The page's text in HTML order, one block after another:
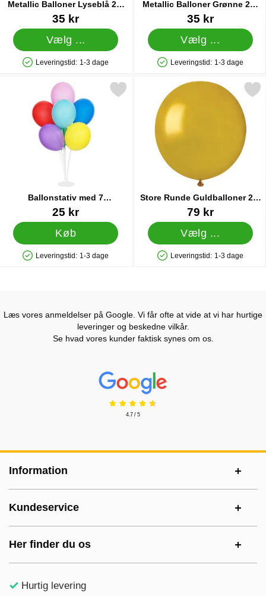
Metallic Balloner Lyseblå 25-
pak
Varenr 1048135 kr
Vælg ...
Produkttilgængelighed: På lager
Leveringstid: 1-3 dage
Metallic Balloner Grønne 25-
pak
Varenr 1046535 kr
Vælg ...
Produkttilgængelighed: På lager
Leveringstid: 1-3 dage
Ballonstativ med 7
Ballonholder 72 cm
Varenr 8339925 kr
Køb
Produkttilgængelighed: På lager
Leveringstid: 1-3 dage
ballonstativ med 7 Ballonholder 72 cm som favorit
Store Runde Guldballoner 25-
pak
Varenr 1503379 kr
Vælg ...
Produkttilgængelighed: På lager
Leveringstid: 1-3 dage
Markér store Runde
Læs vores anmeldelser på Google. Vi får ofte at vide at vi har hurtige
leveringer og beskedne vilkår.
Se hvad vores kunder faktisk synes om os.
Prisjakt Anmeldelser: 4.7 Stjerne
4.7 / 5
Information
Kundeservice
Her finder du os
Hurtig levering